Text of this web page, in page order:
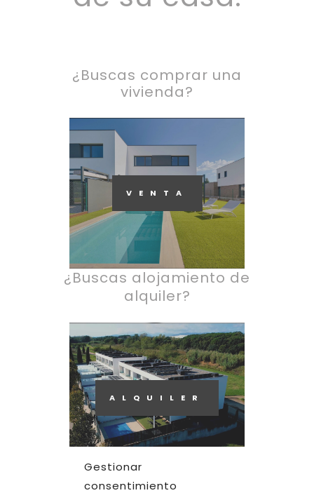
Gestionar
consentimiento
¿Buscas comprar una
vivienda?
VENTA
¿Buscas alojamiento de
alquiler?
ALQUILER